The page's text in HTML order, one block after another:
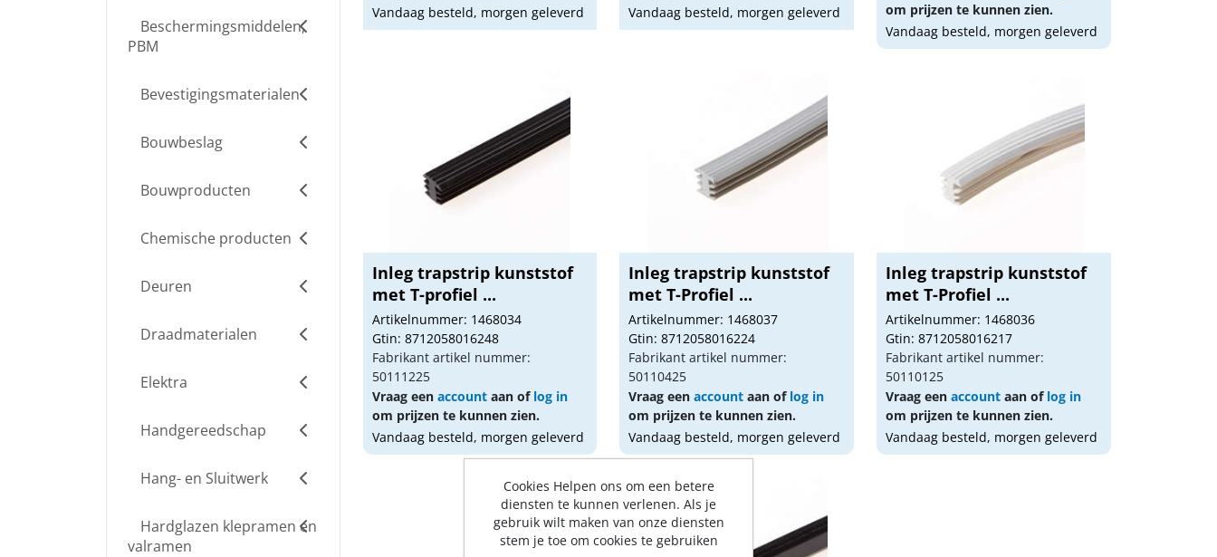
Beschermingsmiddelen,
PBM
Bevestigingsmaterialen
Bouwbeslag
Bouwproducten
Chemische producten
Deuren
Draadmaterialen
Elektra
Handgereedschap
Hang- en Sluitwerk
Hardglazen klepramen en
valramen
Vandaag besteld, morgen geleverd
Vandaag besteld, morgen geleverd
om prijzen te kunnen zien.
Vandaag besteld, morgen geleverd
Inleg trapstrip kunststof
met T-profiel ...
Artikelnummer: 1468034
Gtin: 8712058016248
Fabrikant artikel nummer:
50111225
Vraag een accountaan of log in
om prijzen te kunnen zien.
Vandaag besteld, morgen geleverd
Inleg trapstrip kunststof
met T-Profiel ...
Artikelnummer: 1468037
Gtin: 8712058016224
Fabrikant artikel nummer:
50110425
Vraag eenaccount aan of log in
om prijzen te kunnen zien.
Vandaag besteld, morgen geleverd
Inleg trapstrip kunststof
met T-Profiel ...
Artikelnummer: 1468036
Gtin: 8712058016217
Fabrikant artikel nummer:
50110125
Vraag eenaccount aan of log in
om prijzen te kunnen zien.
Vandaag besteld, morgen geleverd
Cookies Helpen ons om een betere
diensten te kunnen verlenen. Als je
gebruik wilt maken van onze diensten
stem je toe om cookies te gebruiken